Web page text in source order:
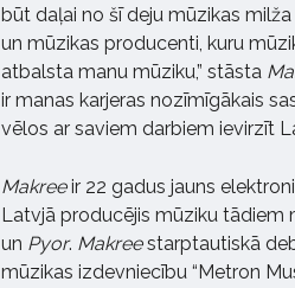
būt daļai no šī deju mūzikas
un mūzikas producenti, kuru
atbalsta manu mūziku,” stāsta
ir manas karjeras nozīmīgākais
vēlos ar saviem darbiem ievirzīt
Makreeir 22 gadus jauns
Latvjā producējis mūziku tādiem
un Pyor. Makreestarptautiskā
mūzikas izdevniecību “Metron